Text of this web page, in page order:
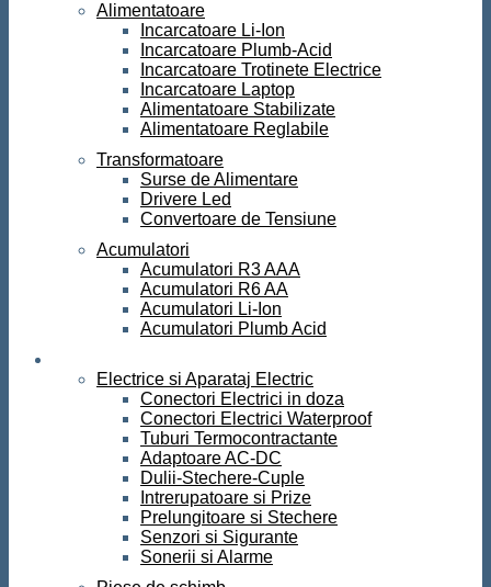
Alimentatoare
Incarcatoare Li-Ion
Incarcatoare Plumb-Acid
Incarcatoare Trotinete Electrice
Incarcatoare Laptop
Alimentatoare Stabilizate
Alimentatoare Reglabile
Transformatoare
Surse de Alimentare
Drivere Led
Convertoare de Tensiune
Acumulatori
Acumulatori R3 AAA
Acumulatori R6 AA
Acumulatori Li-Ion
Acumulatori Plumb Acid
Electrice si Aparataj Electric
Conectori Electrici in doza
Conectori Electrici Waterproof
Tuburi Termocontractante
Adaptoare AC-DC
Dulii-Stechere-Cuple
Intrerupatoare si Prize
Prelungitoare si Stechere
Senzori si Sigurante
Sonerii si Alarme